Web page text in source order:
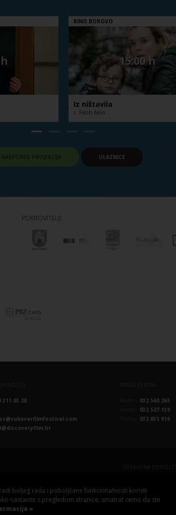
KINO BOROVO
15:00 h
Iz ništavila
r. Fatih Akin
ULAZNICE
POKROVITELJI
311 03 28
032 560 265
032 527 139
032 835 916
Novosti Festival Program
boljeg rada i poboljšane funkcionalnosti koristi
nastavite s pregledom stranice, smatrat ćemo da ste
»